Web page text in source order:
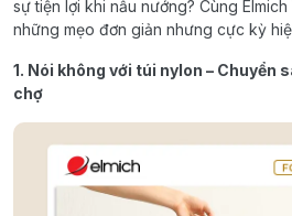
sự tiện lợi khi nấu nướng? Cùng
những mẹo đơn giản nhưng cực kỳ
1. Nói không với túi nylon – Chuyển
chợ